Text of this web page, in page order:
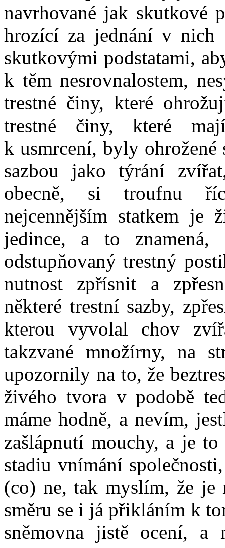
navrhované jak skutkové
hrozící za jednání v nich
skutkovými podstatami,
k těm nesrovnalostem,
trestné činy, které
trestné činy, které
k usmrcení, byly ohrožené
sazbou jako týrání
obecně, si troufnu
nejcennějším statkem je
jedince, a to
odstupňovaný trestný
nutnost zpřísnit a
některé trestní sazby,
kterou vyvolal chov
takzvané množírny, na
upozornily na to, že
živého tvora v podobě
máme hodně, a nevím,
zašlápnutí mouchy, a je
stadiu vnímání
(co) ne, tak myslím, že je
směru se i já přikláním k
sněmovna jistě ocení, a